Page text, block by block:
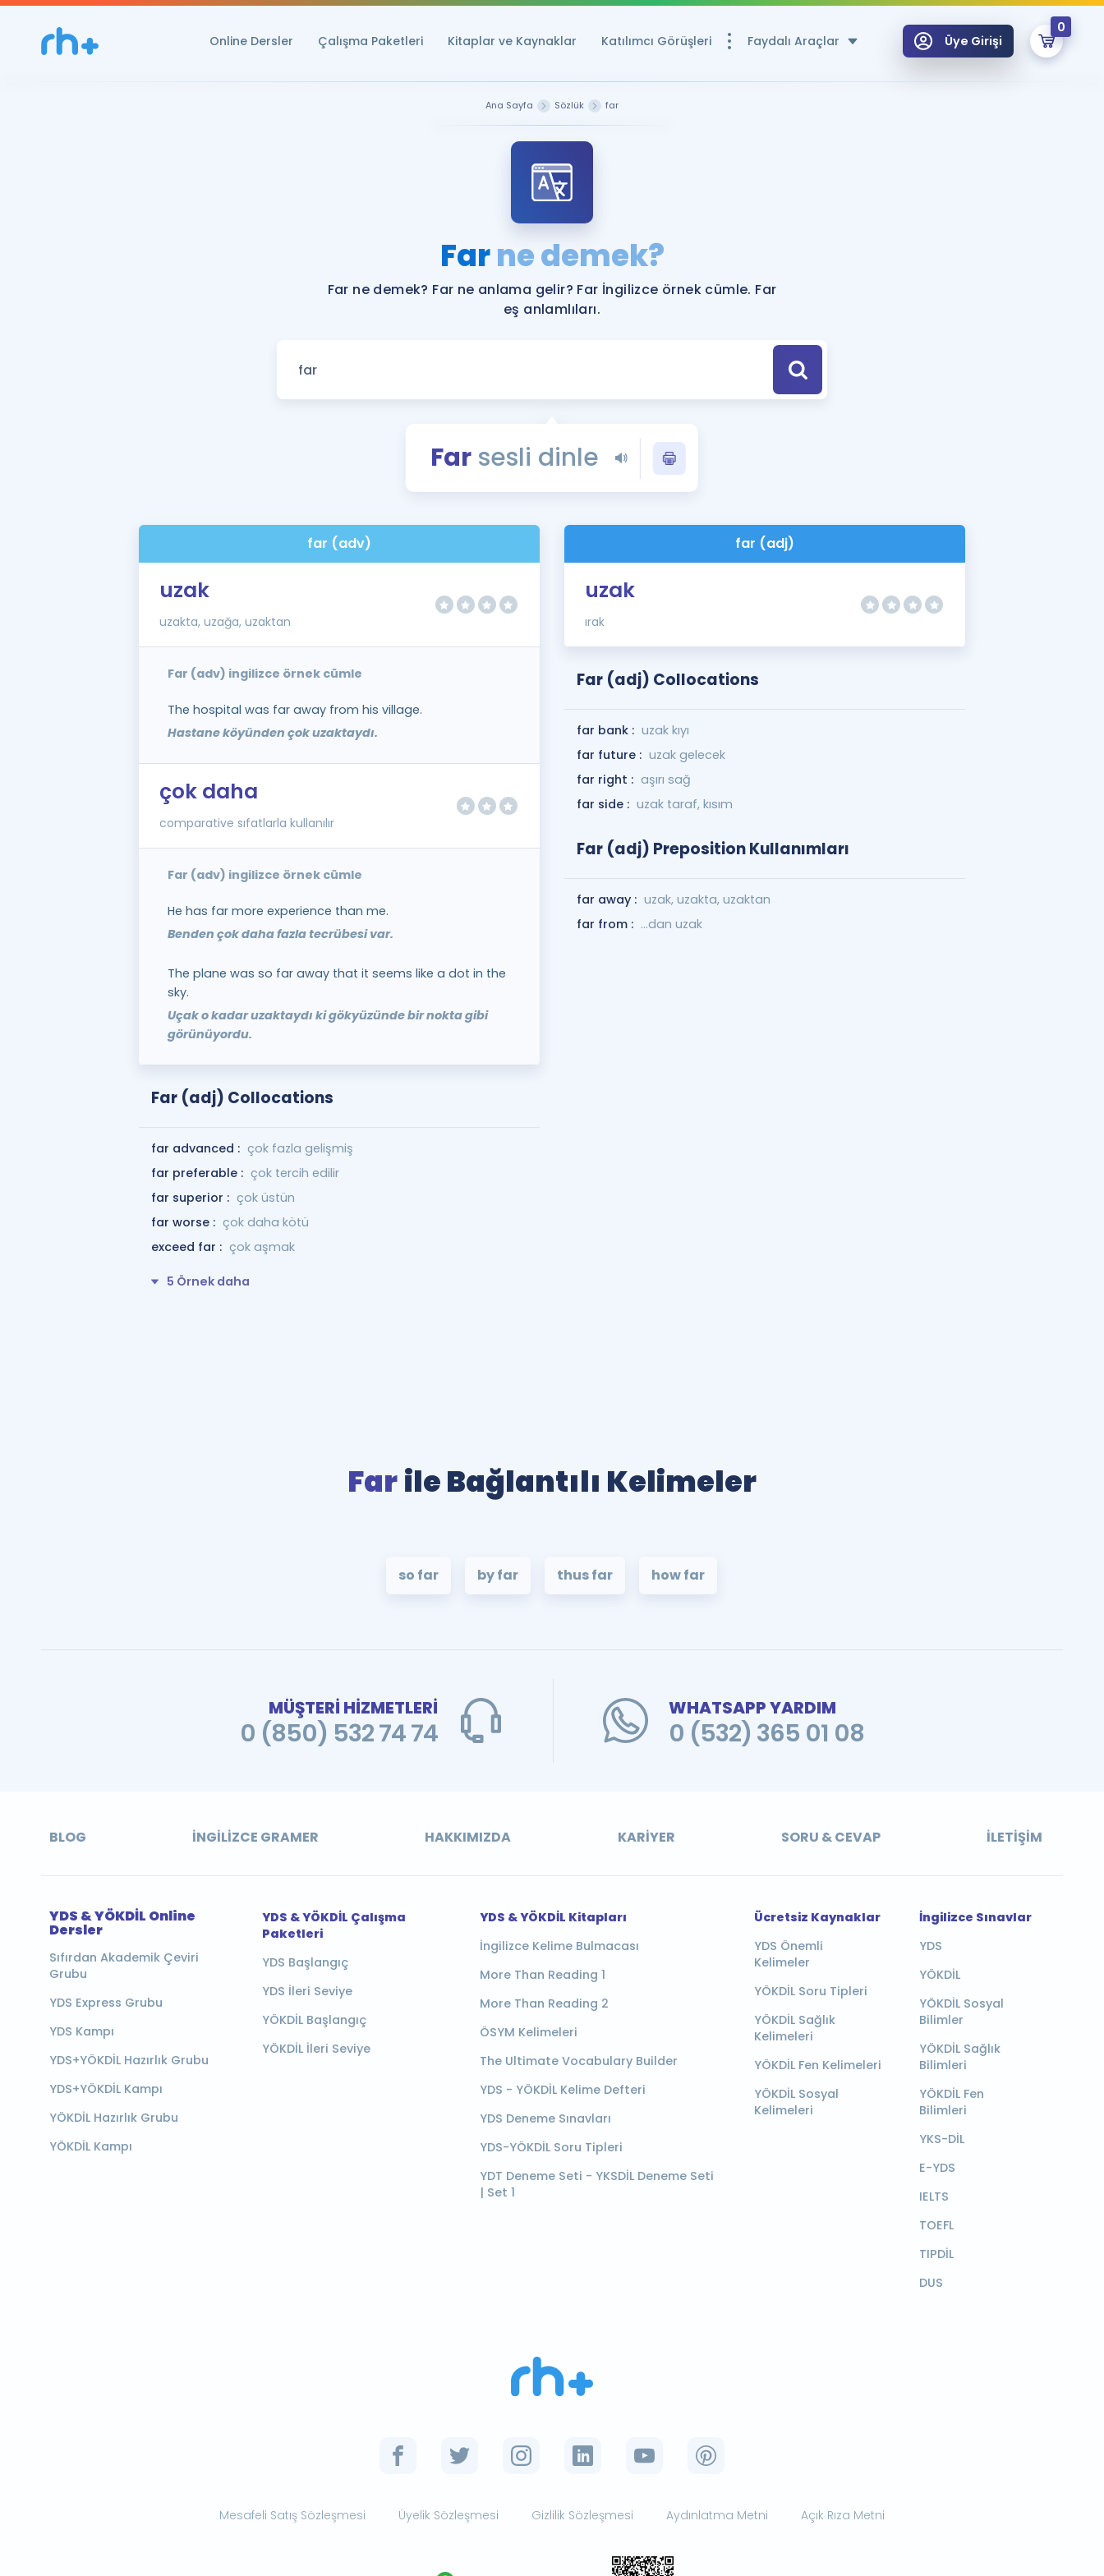
Online Dersler Çalışma Paketleri Kitaplar ve Kaynaklar Katılımcı Görüşleri Faydalı Araçlar
YDS ve YÖKDİL Puan Hesaplama Aracı
YDS ve YÖKDİL'e Hazırlananlar için Öneriler
Tüm ÖSYM Sınavları Tek Takvimde
Blog
YDS - YÖKDİL Tüm Sınavlarla İlgili Haberler
İngilizce Gramer
Üye Girişi
0
Ana Sayfa Sözlük far
Farne demek?
Far ne demek? Far ne anlama gelir? Far İngilizce örnek cümle. Far
eş anlamlıları.
Farsesli dinle
far (adv)
uzak
uzakta, uzağa, uzaktan
Far (adv) ingilizce örnek cümle
The hospital was far away from his village.
Hastane köyünden çok uzaktaydı.
çok daha
comparative sıfatlarla kullanılır
Far (adv) ingilizce örnek cümle
He has far more experience than me.
Benden çok daha fazla tecrübesi var.
The plane was so far away that it seems like a dot in the
sky.
Uçak o kadar uzaktaydı ki gökyüzünde bir nokta gibi
görünüyordu.
Far (adj) Collocations
far advanced : çok fazla gelişmiş
far preferable : çok tercih edilir
far superior : çok üstün
far worse : çok daha kötü
exceed far : çok aşmak
5 Örnek daha
far (adj)
uzak
ırak
Far (adj) Collocations
far bank : uzak kıyı
far future : uzak gelecek
far right : aşırı sağ
far side : uzak taraf, kısım
Far (adj) Preposition Kullanımları
far away : uzak, uzakta, uzaktan
far from : ...dan uzak
Farile Bağlantılı Kelimeler
so far by far thus far how far
MÜŞTERİ HİZMETLERİ
0 (850) 532 74 74
WHATSAPP YARDIM
0 (532) 365 01 08
BLOG İNGILIZCE GRAMER HAKKIMIZDA KARIYER SORU & CEVAP İLETIŞIM
YDS & YÖKDİL Online
Dersler
Sıfırdan Akademik Çeviri
Grubu
YDS Express Grubu
YDS Kampı
YDS+YÖKDİL Hazırlık Grubu
YDS+YÖKDİL Kampı
YÖKDİL Hazırlık Grubu
YÖKDİL Kampı
YDS & YÖKDİL Çalışma
Paketleri
YDS Başlangıç
YDS İleri Seviye
YÖKDİL Başlangıç
YÖKDİL İleri Seviye
YDS & YÖKDİL Kitapları
İngilizce Kelime Bulmacası
More Than Reading 1
More Than Reading 2
ÖSYM Kelimeleri
The Ultimate Vocabulary Builder
YDS - YÖKDİL Kelime Defteri
YDS Deneme Sınavları
YDS-YÖKDİL Soru Tipleri
YDT Deneme Seti - YKSDİL Deneme Seti
| Set 1
Ücretsiz Kaynaklar
YDS Önemli
Kelimeler
YÖKDİL Soru Tipleri
YÖKDİL Sağlık
Kelimeleri
YÖKDİL Fen Kelimeleri
YÖKDİL Sosyal
Kelimeleri
İngilizce Sınavlar
YDS
YÖKDİL
YÖKDİL Sosyal
Bilimler
YÖKDİL Sağlık
Bilimleri
YÖKDİL Fen
Bilimleri
YKS-DİL
E-YDS
IELTS
TOEFL
TIPDİL
DUS
Mesafeli Satış Sözleşmesi Üyelik Sözleşmesi Gizlilik Sözleşmesi Aydınlatma Metni Açık Rıza Metni